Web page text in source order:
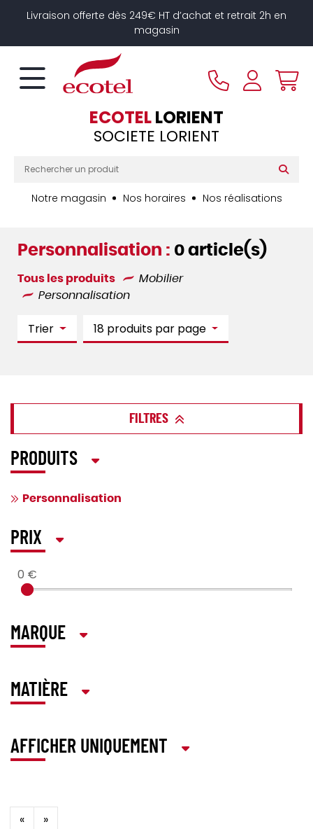
Livraison offerte dès 249€ HT d’achat et retrait 2h en
magasin
ECOTELLORIENT
SOCIETE LORIENT
Notre magasin Nos horaires Nos réalisations
Personnalisation : 0 article(s)
Tous les produits
Mobilier
Personnalisation
Trier 18 produits par page
FILTRES
PRODUITS
Personnalisation
PRIX
0 €
MARQUE
MATIÈRE
AFFICHER UNIQUEMENT
« »
Panneau de gestion des cookies